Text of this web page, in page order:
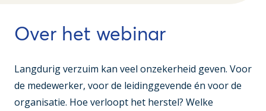
Over het webinar
Langdurig verzuim kan veel onzekerheid geven. Voor
de medewerker, voor de leidinggevende én voor de
organisatie. Hoe verloopt het herstel? Welke